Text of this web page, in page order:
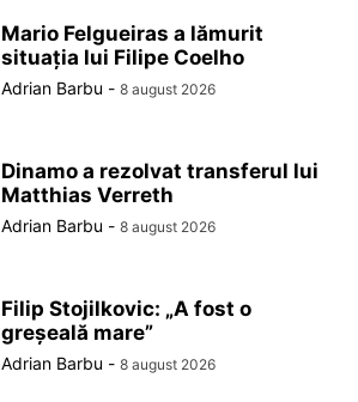
Mario Felgueiras a lămurit
situația lui Filipe Coelho
Adrian Barbu - 8 august 2026
Dinamo a rezolvat transferul lui
Matthias Verreth
Adrian Barbu - 8 august 2026
Filip Stojilkovic: „A fost o
greșeală mare”
Adrian Barbu - 8 august 2026